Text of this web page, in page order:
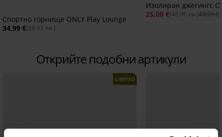
Спортно горнище ONLY Play Lounge
34,99 €(68,43 лв.)
Изолиран джегингс
25,00 €(48,90 лв.)49,99 €
Открийте подобни артикули
LIMITED